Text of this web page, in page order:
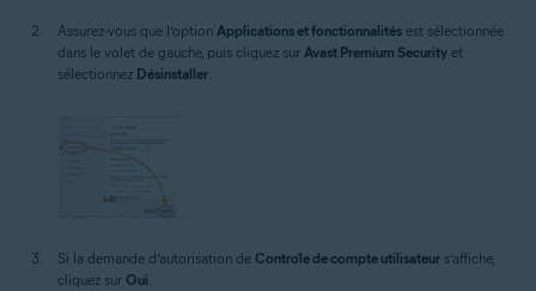
Assurez-vous que l’option Applications et fonctionnalités est sélectionnée
dans le volet de gauche, puis cliquez sur Avast Premium Security et
sélectionnez Désinstaller.
Si la demande d’autorisation de Contrôle de compte utilisateur s’affiche,
cliquez sur Oui.